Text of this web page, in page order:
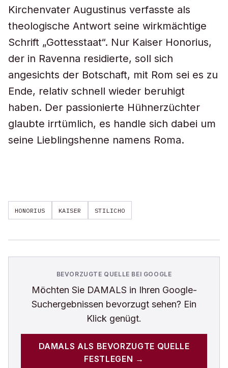
Kirchenvater Augustinus verfasste als
theologische Antwort seine wirkmächtige
Schrift „Gottesstaat“. Nur Kaiser Honorius,
der in Ravenna residierte, soll sich
angesichts der Botschaft, mit Rom sei es zu
Ende, relativ schnell wieder beruhigt
haben. Der passionierte Hühnerzüchter
glaubte irrtümlich, es handle sich dabei um
seine Lieblingshenne namens Roma.
HONORIUS KAISER STILICHO
BEVORZUGTE QUELLE BEI GOOGLE
Möchten Sie DAMALS in Ihren Google-
Suchergebnissen bevorzugt sehen? Ein
Klick genügt.
DAMALS ALS BEVORZUGTE QUELLE
FESTLEGEN →